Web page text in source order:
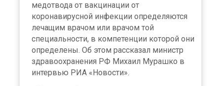
медотвода от вакцинации от
коронавирусной инфекции определяются
лечащим врачом или врачом той
специальности, в компетенции которой они
определены. Об этом рассказал министр
здравоохранения РФ Михаил Мурашко в
интервью РИА «Новости».